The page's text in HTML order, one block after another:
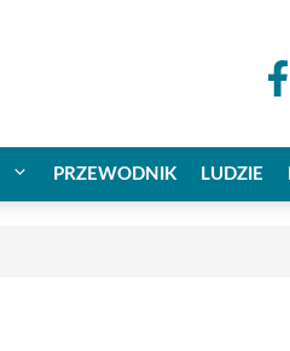
PRZEWODNIK LUDZIE